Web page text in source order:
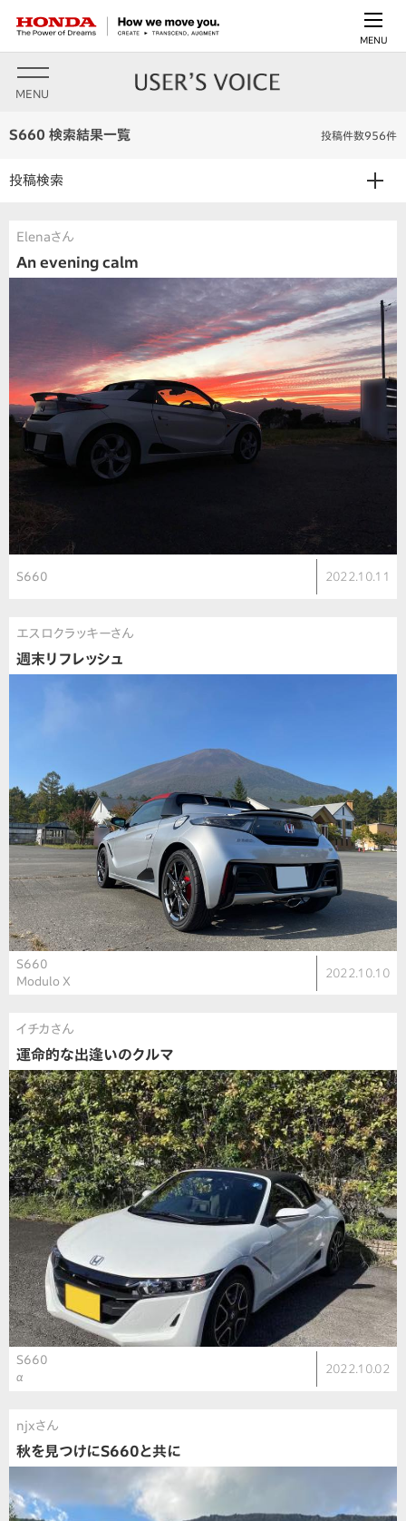
MENU
MENU
S660 検索結果一覧 投稿件数956件
投稿検索
Elenaさん
An evening calm
S660 2022.10.11
エスロクラッキーさん
週末リフレッシュ
S660
Modulo X
2022.10.10
イチカさん
運命的な出逢いのクルマ
S660
α
2022.10.02
njxさん
秋を見つけにS660と共に